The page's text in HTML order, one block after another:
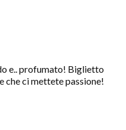
e.. profumato! Biglietto
che ci mettete passione!